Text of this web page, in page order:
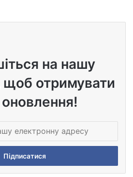
te
на нашу
щоб отримувати
оновлення!